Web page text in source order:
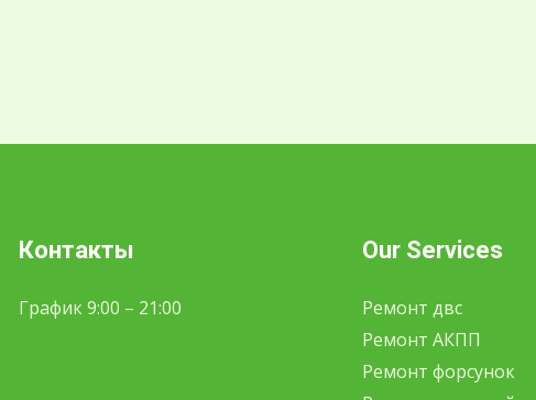
Контакты
График 9:00 – 21:00
Our Services
Ремонт двс
Ремонт АКПП
Ремонт форсунок